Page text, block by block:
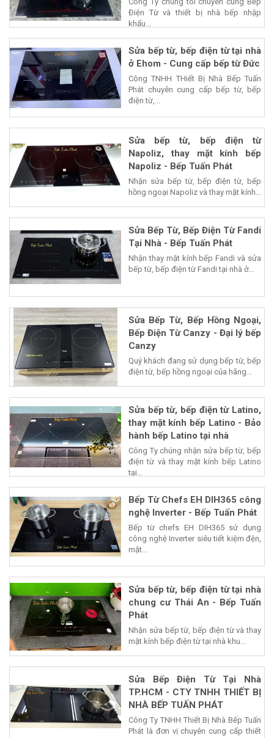
Điện Từ và thiết bị nhà bếp nhập
khẩu...
Sửa bếp từ, bếp điện từ tại nhà
ở Ehom - Cung cấp bếp từ Đức
Công TNHH THiết Bị Nhà Bếp Tuấn
Phát chuyên cung cấp bếp từ, bếp
điện từ,...
Sửa bếp từ, bếp điện từ
Napoliz, thay mặt kính bếp
Napoliz - Bếp Tuấn Phát
Nhận sửa bếp từ, bếp điện từ, bếp
hồng ngoại Napoliz và thay mặt kính...
Sửa Bếp Từ, Bếp Điện Từ Fandi
Tại Nhà - Bếp Tuấn Phát
Nhận thay mặt kính bếp Fandi và sửa
bếp từ, bếp điện từ Fandi tại nhà ở...
Sửa Bếp Từ, Bếp Hồng Ngoại,
Bếp Điện Từ Canzy - Đại lý bếp
Canzy
Quý khách đang sử dụng bếp từ, bếp
điện từ, bếp hồng ngoại của hãng...
Sửa bếp từ, bếp điện từ Latino,
thay mặt kính bếp Latino - Bảo
hành bếp Latino tại nhà
Công Ty chúng nhận sửa bếp từ, bếp
điện từ và thay mặt kính bếp Latino
tại...
Bếp Từ Chefs EH DIH365 công
nghệ Inverter - Bếp Tuấn Phát
Bếp từ chefs EH DIH365 sử dụng
công nghệ Inverter siêu tiết kiệm đện,
mặt...
Sửa bếp từ, bếp điện từ tại nhà
chung cư Thái An - Bếp Tuấn
Phát
Nhận sửa bếp từ, bếp điện từ và thay
mặt kính bếp điện từ tại nhà khu...
Sửa Bếp Điện Từ Tại Nhà
TP.HCM - CTY TNHH THIẾT BỊ
NHÀ BẾP TUẤN PHÁT
Công Ty TNHH Thiết Bị Nhà Bếp Tuấn
Phát là đơn vị chuyên cung cấp thiết